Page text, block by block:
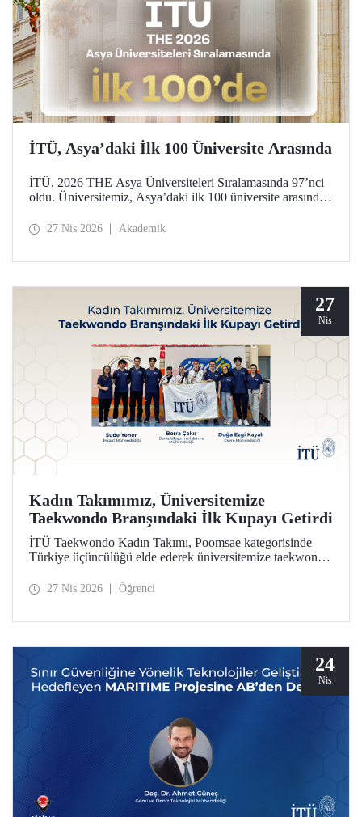
İTÜ, Asya’daki İlk 100 Üniversite Arasında
İTÜ, 2026 THE Asya Üniversiteleri Sıralamasında 97’nci
oldu. Üniversitemiz, Asya’daki ilk 100 üniversite arasında
göstergesinde (araştırma kalitesi, araştırma çevresi,
27 Nis 2026 Akademik
27
Nis
Kadın Takımımız, Üniversitemize
Taekwondo Branşındaki İlk Kupayı Getirdi
İTÜ Taekwondo Kadın Takımı, Poomsae kategorisinde
Türkiye üçüncülüğü elde ederek üniversitemize taekwondo
27 Nis 2026 Öğrenci
24
Nis